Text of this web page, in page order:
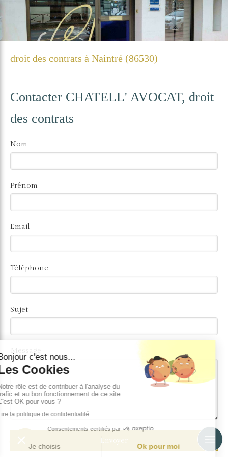
droit des contrats à Naintré (86530)
Contacter CHATELL' AVOCAT, droit
des contrats
Nom
Prénom
Email
Téléphone
Sujet
Message
Envoyer